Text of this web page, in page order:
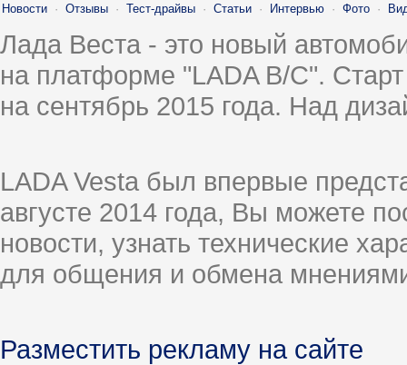
Новости · Отзывы · Тест-драйвы · Статьи · Интервью · Фото ·
Лада Веста - это новый
на платформе "LADA B/C".
на сентябрь 2015 года. Над
LADA Vesta был впервые
августе 2014 года, Вы можете
новости, узнать технические
для общения и обмена
Разместить рекламу на сайте